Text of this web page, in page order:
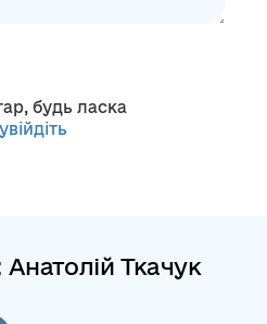
будь ласка
увійдіть
Ткачук